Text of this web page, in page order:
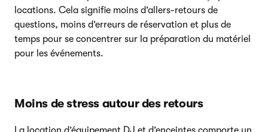
locations. Cela signifie moins d’allers-retours de
questions, moins d’erreurs de réservation et plus de
temps pour se concentrer sur la préparation du matériel
pour les événements.
Moins de stress autour des retours